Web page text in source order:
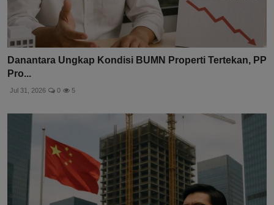
Danantara Ungkap Kondisi BUMN Properti Tertekan, PP
Pro...
Jul 31, 2026 0 5